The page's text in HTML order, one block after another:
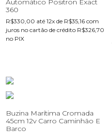
Automático Positron Exact
360
R$330,00 até 12x de R$35,16 com
juros no cartão de crédito R$326,70
no PIX
Buzina Marítima Cromada
45cm 12v Carro Caminhão E
Barco